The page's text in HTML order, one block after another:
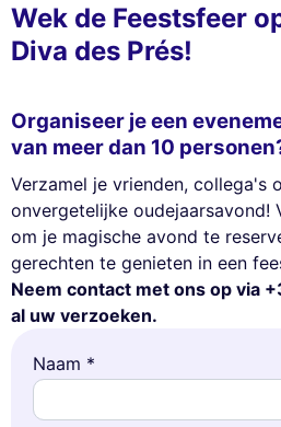
Wek de Feestsfeer
Diva des Prés!
Organiseer je een
van meer dan 10
Verzamel je vrienden, collega's
onvergetelijke oudejaarsavond!
om je magische avond te
gerechten te genieten in een
Neem contact met ons op via
al uw verzoeken.
Naam *